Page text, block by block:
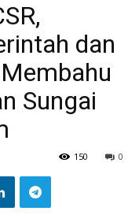
dan
Sungai
0
150